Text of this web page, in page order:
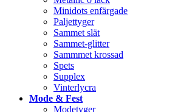
Minidots enfärgade
Paljettyger
Sammet slät
Sammet-glitter
Sammmet krossad
Spets
Supplex
Vinterlycra
Mode & Fest
Modetyger